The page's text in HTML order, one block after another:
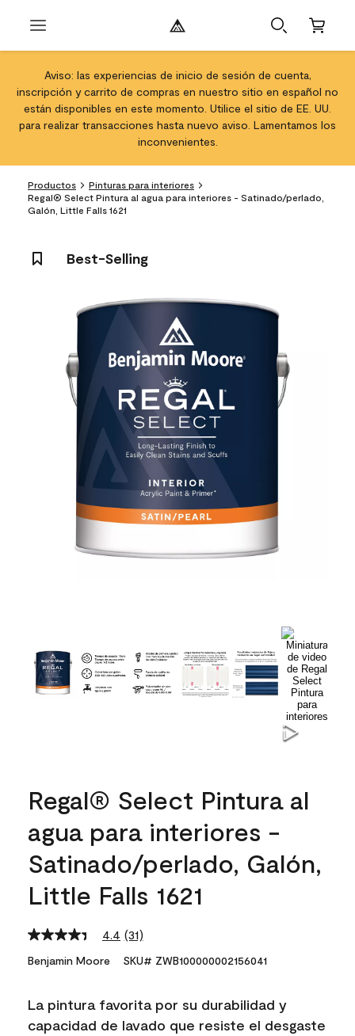
Aviso: las experiencias de inicio de sesión de cuenta,
inscripción y carrito de compras en nuestro sitio en español no
están disponibles en este momento. Utilice el sitio de EE. UU.
para realizar transacciones hasta nuevo aviso. Lamentamos los
inconvenientes.
Productos
Pinturas para interiores
Regal® Select Pintura al agua para interiores - Satinado/perlado,
Galón, Little Falls 1621
Best-Selling
Regal® Select Pintura al
agua para interiores -
Satinado/perlado, Galón,
Little Falls 1621
4.4 Read
31
Reviews.
link.
(31)
Benjamin Moore SKU# ZWB100000002156041
La pintura favorita por su durabilidad y
capacidad de lavado que resiste el desgaste